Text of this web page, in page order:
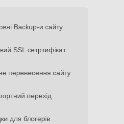
Backup-и сайту
SSL сетртифікат
перенесення сайту
перехід
для блогерів